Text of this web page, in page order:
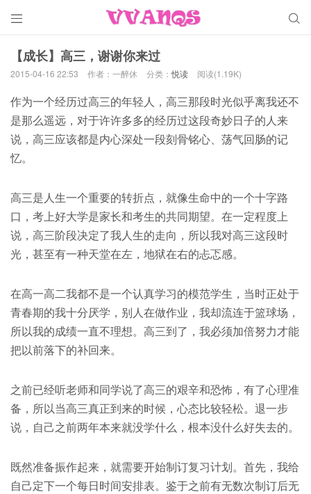
 
【成长】高三，谢谢你来过
2015-04-16 22:53 作者：一醉休 分类：悦读 阅读(1.19K)
作为一个经历过高三的年轻人，高三那段时光似乎离我还不
是那么遥远，对于许许多多的经历过这段奇妙日子的人来
说，高三应该都是内心深处一段刻骨铭心、荡气回肠的记
忆。
高三是人生一个重要的转折点，就像生命中的一个十字路
口，考上好大学是家长和考生的共同期望。在一定程度上
说，高三阶段决定了我人生的走向，所以我对高三这段时
光，甚至有一种天堂在左，地狱在右的忐忑感。
在高一高二我都不是一个认真学习的模范学生，当时正处于
青春期的我十分厌学，别人在做作业，我却流连于篮球场，
所以我的成绩一直不理想。高三到了，我必须加倍努力才能
把以前落下的补回来。
之前已经听老师和同学说了高三的艰辛和恐怖，有了心理准
备，所以当高三真正到来的时候，心态比较轻松。退一步
说，自己之前两年本来就没学什么，根本没什么好失去的。
既然准备振作起来，就需要开始制订复习计划。首先，我给
自己定下一个每日时间安排表。鉴于之前有无数次制订后无